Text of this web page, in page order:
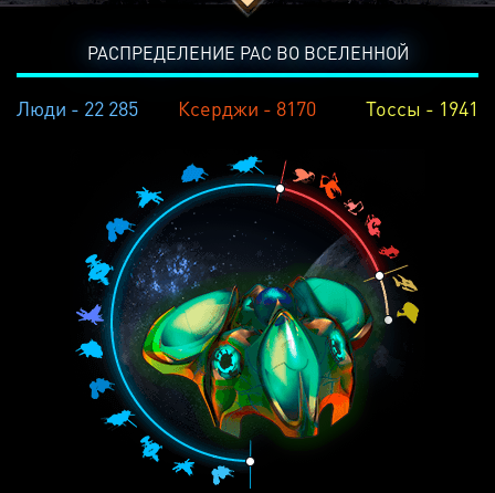
РАСПРЕДЕЛЕНИЕ РАС ВО ВСЕЛЕННОЙ
Люди - 22 285 Ксерджи - 8170 Тоссы - 1941